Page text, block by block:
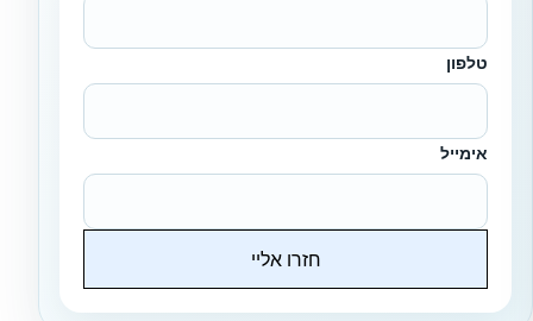
טלפון
אימייל
חזרו אליי